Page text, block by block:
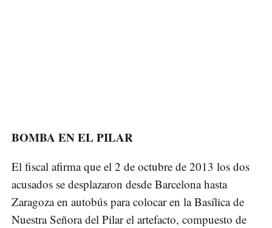
BOMBA EN EL PILAR
El fiscal afirma que el 2 de octubre de 2013 los dos
acusados se desplazaron desde Barcelona hasta
Zaragoza en autobús para colocar en la Basílica de
Nuestra Señora del Pilar el artefacto, compuesto de